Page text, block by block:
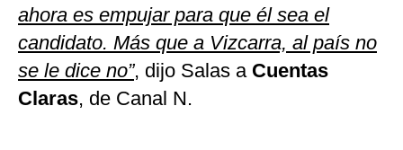
ahora es empujar para que él sea el
candidato. Más que a Vizcarra, al país no
se le dice no”, dijo Salas a Cuentas
Claras, de Canal N.